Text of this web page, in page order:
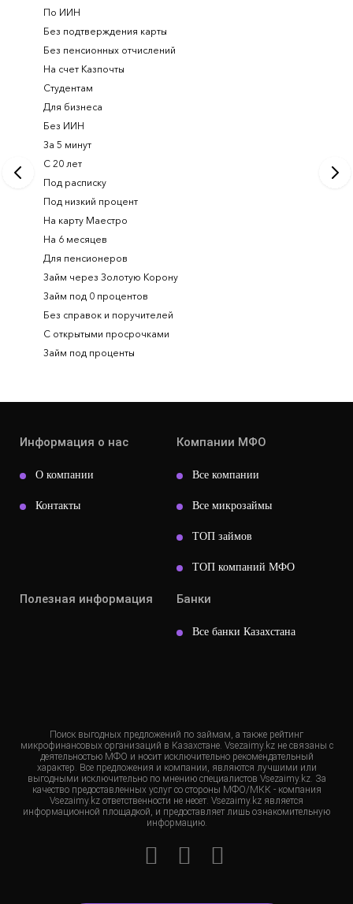
По ИИН
Без подтверждения карты
Без пенсионных отчислений
На счет Казпочты
Студентам
Для бизнеса
Без ИИН
За 5 минут
С 20 лет
Под расписку
Под низкий процент
На карту Маестро
На 6 месяцев
Для пенсионеров
Займ через Золотую Корону
Займ под 0 процентов
Без справок и поручителей
С открытыми просрочками
Займ под проценты
Займ на
Займ
Информация о нас
О компании
Контакты
Компании МФО
Все компании
Все микрозаймы
ТОП займов
ТОП компаний МФО
Полезная информация Банки
Все банки Казахстана
Поиск выгодных предложений по займам, а также рейтинг
микрофинансовых организаций в Казахстане. Vsezaimy.kz не связаны с
деятельностью МФО и носит исключительно рекомендательный
характер. Все предложения и компании, являются лучшими или
выгодными исключительно по мнению специалистов Vsezaimy.kz. За
качество предоставленных услуг со стороны МФО/МКК - компания
Vsezaimy.kz ответственности не несет. Vsezaimy.kz является
информационной площадкой, и предоставляет лишь ознакомительную
информацию.